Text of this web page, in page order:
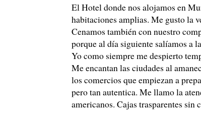
El Hotel donde nos alojamos en
habitaciones amplias. Me gusto la
Cenamos también con nuestro
porque al día siguiente salíamos a
Yo como siempre me despierto
Me encantan las ciudades al
los comercios que empiezan a
pero tan autentica. Me llamo la
americanos. Cajas trasparentes sin